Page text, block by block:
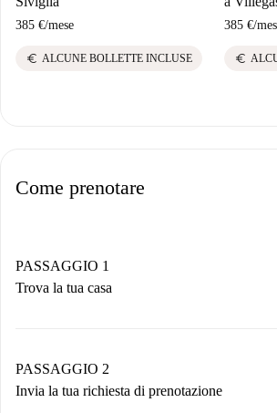
385 €/mese
euro ALCUNE BOLLETTE INCLUSE
385 €/
euro
Come prenotare
PASSAGGIO 1
Trova la tua casa
Hai tutte le informazioni necessarie in
PASSAGGIO 2
Invia la tua richiesta di prenotazione